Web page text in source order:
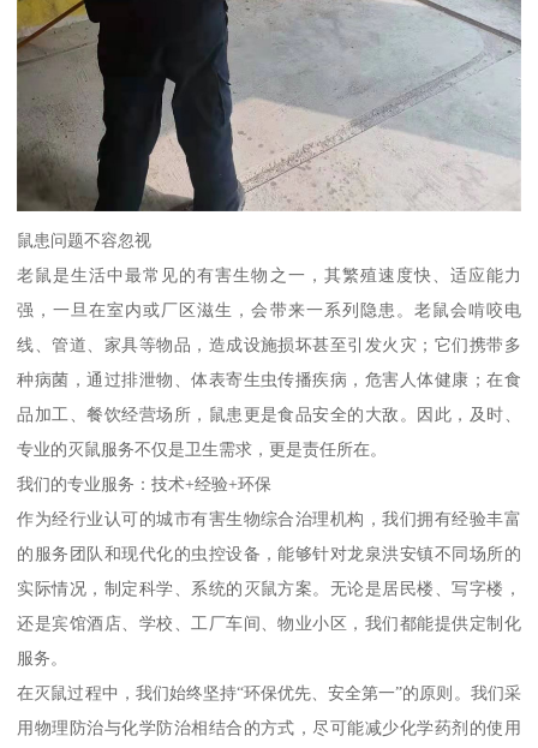
鼠患问题不容忽视
老鼠是生活中最常见的有害生物之一，其繁殖速度快、适应能力
强，一旦在室内或厂区滋生，会带来一系列隐患。老鼠会啃咬电
线、管道、家具等物品，造成设施损坏甚至引发火灾；它们携带多
种病菌，通过排泄物、体表寄生虫传播疾病，危害人体健康；在食
品加工、餐饮经营场所，鼠患更是食品安全的大敌。因此，及时、
专业的灭鼠服务不仅是卫生需求，更是责任所在。
我们的专业服务：技术+经验+环保
作为经行业认可的城市有害生物综合治理机构，我们拥有经验丰富
的服务团队和现代化的虫控设备，能够针对龙泉洪安镇不同场所的
实际情况，制定科学、系统的灭鼠方案。无论是居民楼、写字楼，
还是宾馆酒店、学校、工厂车间、物业小区，我们都能提供定制化
服务。
在灭鼠过程中，我们始终坚持“环保优先、安全第一”的原则。我们采
用物理防治与化学防治相结合的方式，尽可能减少化学药剂的使用